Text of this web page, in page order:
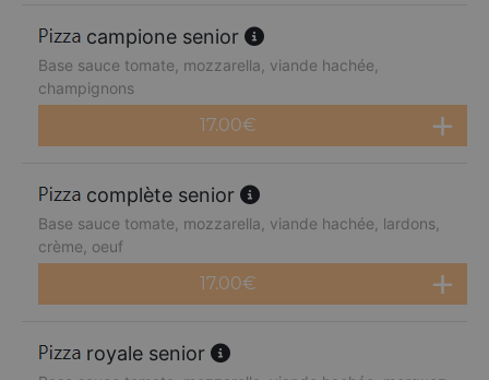
campione senior
Base sauce tomate, mozzarella, viande hachée,
champignons
17.00€
complète senior
Base sauce tomate, mozzarella, viande hachée, lardons,
crème, oeuf
17.00€
royale senior